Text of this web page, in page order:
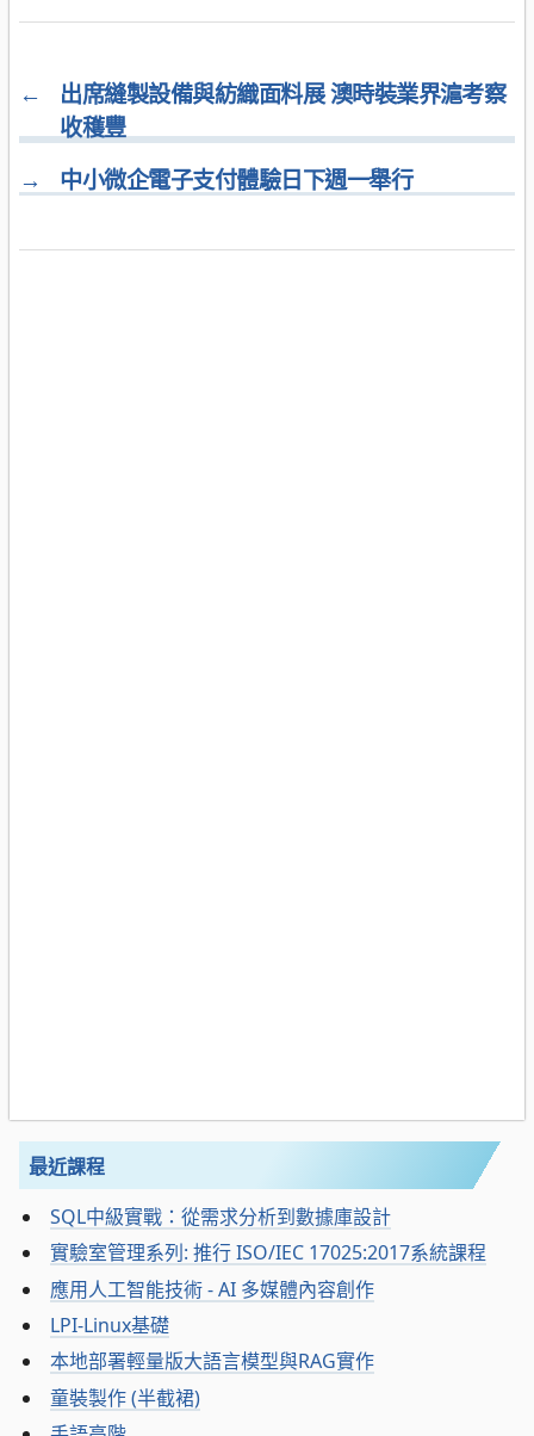
←
出席縫製設備與紡織面料展 澳時裝業界滬考察
收穫豐
→
中小微企電子支付體驗日下週一舉行
最近課程
SQL中級實戰：從需求分析到數據庫設計
實驗室管理系列: 推行 ISO/IEC 17025:2017系統課程
應用人工智能技術 - AI 多媒體內容創作
LPI-Linux基礎
本地部署輕量版大語言模型與RAG實作
童裝製作 (半截裙)